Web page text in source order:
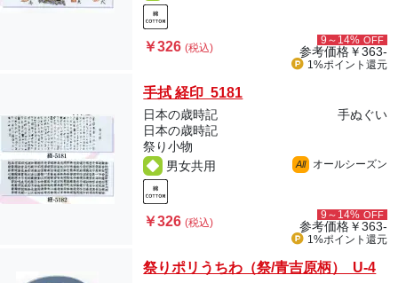
￥326(税込)
9～14% OFF
参考価格￥363-
1%ポイント 還元
手拭 経印 5181
日本の歳時記
手ぬぐい
日本の歳時記
祭り小物
男女共用
All オールシーズン
￥326(税込)
9～14% OFF
参考価格￥363-
1%ポイント 還元
祭りポリうちわ（祭/青吉原柄） U-4